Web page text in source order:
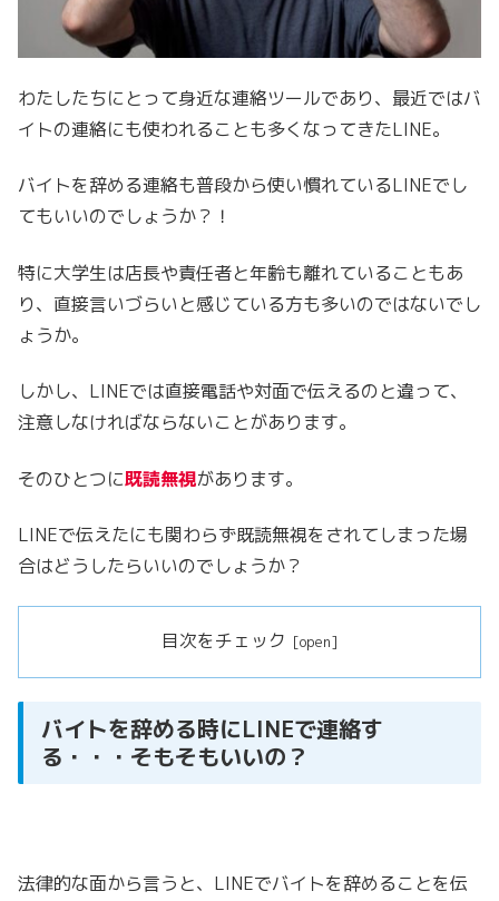
わたしたちにとって身近な連絡ツールであり、最近ではバ
イトの連絡にも使われることも多くなってきたLINE。
バイトを辞める連絡も普段から使い慣れているLINEでし
てもいいのでしょうか？！
特に大学生は店長や責任者と年齢も離れていることもあ
り、直接言いづらいと感じている方も多いのではないでし
ょうか。
しかし、LINEでは直接電話や対面で伝えるのと違って、
注意しなければならないことがあります。
そのひとつに既読無視があります。
LINEで伝えたにも関わらず既読無視をされてしまった場
合はどうしたらいいのでしょうか？
目次をチェック
バイトを辞める時にLINEで連絡す
る・・・そもそもいいの？
法律的な面から言うと、LINEでバイトを辞めることを伝